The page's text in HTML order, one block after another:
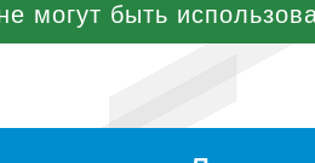
могут быть